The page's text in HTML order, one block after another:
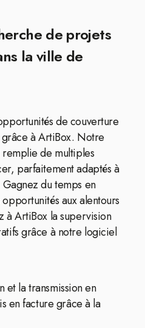
de projets
la ville de
de couverture
à ArtiBox. Notre
remplie de multiples
parfaitement adaptés à
du temps en
aux alentours
à ArtiBox la supervision
grâce à notre logiciel
et la transmission en
en facture grâce à la